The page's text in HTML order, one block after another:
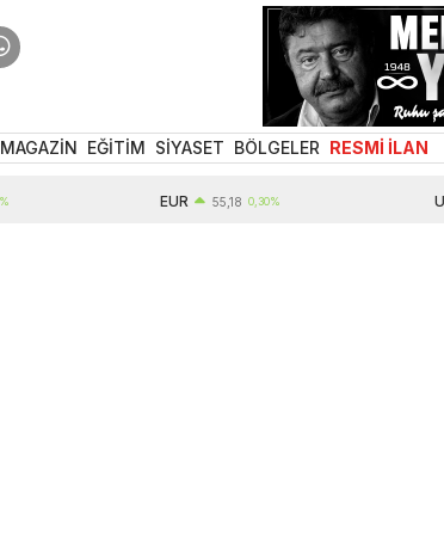
MAGAZİN EĞİTİM SİYASET BÖLGELER RESMİ İLAN
55,18 0,30%